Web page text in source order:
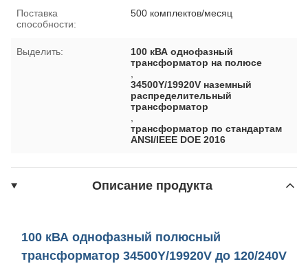
Поставка
способности:
500 комплектов/месяц
Выделить:
100 кВА однофазный
трансформатор на полюсе
34500Y/19920V наземный
распределительный
трансформатор
трансформатор по стандартам
ANSI/IEEE DOE 2016
Описание продукта
100 кВА однофазный полюсный
трансформатор 34500Y/19920V до 120/240V